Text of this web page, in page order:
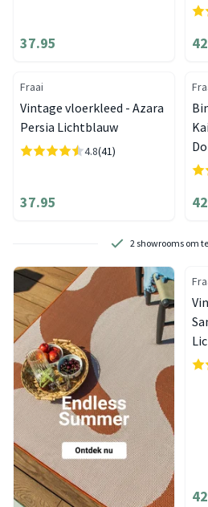
37.95
Fraai
Vintage vloerkleed - Azara
Persia Lichtblauw
4.8(41)
37.95
2 showrooms om